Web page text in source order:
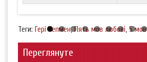
Теги: Гері Чепмен, Пять мов любові, 5 мов
Переглянуте